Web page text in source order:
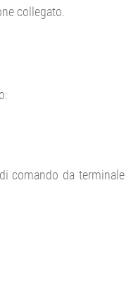
collegato.
comando da terminale